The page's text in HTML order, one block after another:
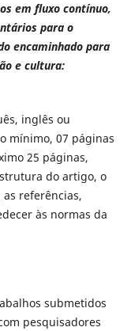
em fluxo contínuo,
para o
encaminhado para
e cultura:
inglês ou
mínimo, 07 páginas
25 páginas,
do artigo, o
referências,
às normas da
submetidos
pesquisadores